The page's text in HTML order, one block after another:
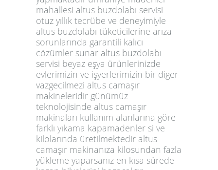
mahallesi altus buzdolabı servisi
otuz yıllık tecrübe ve deneyimiyle
altus buzdolabı tüketicilerine arıza
sorunlarında garantili kalıcı
cözümler sunar altus buzdolabı
servisi beyaz eşya ürünlerinizde
evlerimizin ve işyerlerimizin bir diger
vazgecilmezi altus camaşır
makineleridir günümüz
teknolojisinde altus camaşır
makinaları kullanım alanlarına göre
farklı yıkama kapamadenler si ve
kilolarında üretilmektedir altus
camaşır makinanıza kilosundan fazla
yükleme yaparsanız en kısa sürede